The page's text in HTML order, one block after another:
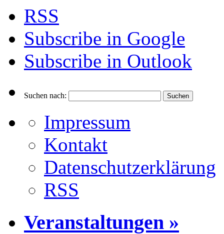
RSS
Subscribe in Google
Subscribe in Outlook
Suchen nach:
Impressum
Kontakt
Datenschutzerklärung
RSS
Veranstaltungen »